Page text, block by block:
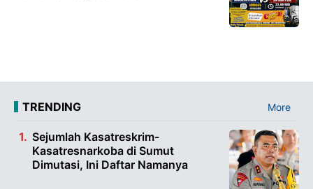
TRENDING More
Sejumlah Kasatreskrim-
Kasatresnarkoba di Sumut
Dimutasi, Ini Daftar Namanya